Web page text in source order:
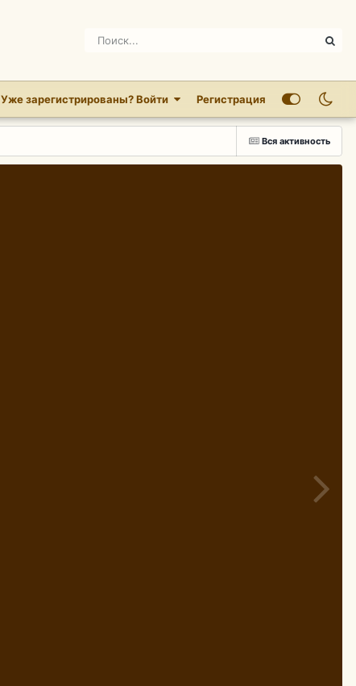
Уже зарегистрированы? Войти Регистрация
Вся активность